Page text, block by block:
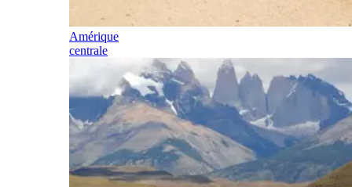
Amérique
centrale